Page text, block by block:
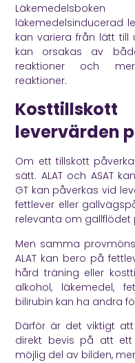
Läkemedelsboken
läkemedelsinducerad
kan variera från lätt
kan orsakas av
reaktioner och
reaktioner.
levervärden
Om ett tillskott
sätt. ALAT och ASAT
GT kan påverkas vid
fettlever eller
relevanta om gallflödet
Men samma
ALAT kan bero på
hård träning eller
alkohol, läkemedel,
bilirubin kan ha andra
Därför är det viktigt
direkt bevis på att
möjlig del av bilden,